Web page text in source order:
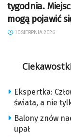
tygodnia.
mogą pojawić
10 SIERPNIA 2026
Ekspertka:
świata, a nie
Balony znów
upał